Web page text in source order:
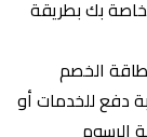
بك بطريقة
الخصم
دفع للخدمات أو
الرسوم